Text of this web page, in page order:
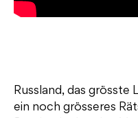
Russland, das grösste
ein noch grösseres